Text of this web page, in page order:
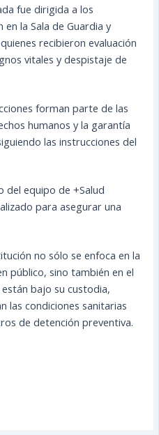
fue dirigida a los
la Sala de Guardia y
recibieron evaluación
vitales y despistaje de
forman parte de las
humanos y la garantía
las instrucciones del
del equipo de +Salud
para asegurar una
no sólo se enfoca en la
público, sino también en el
bajo su custodia,
las condiciones sanitarias
de detención preventiva.